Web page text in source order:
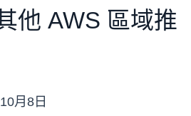
他 AWS 區域推
月8日